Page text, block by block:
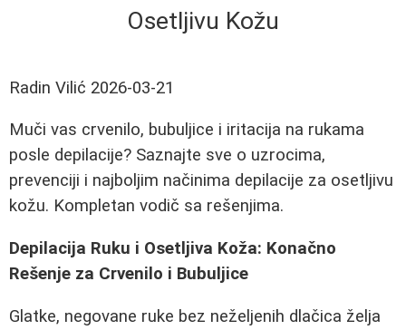
Osetljivu Kožu
Radin Vilić 2026-03-21
Muči vas crvenilo, bubuljice i iritacija na rukama
posle depilacije? Saznajte sve o uzrocima,
prevenciji i najboljim načinima depilacije za osetljivu
kožu. Kompletan vodič sa rešenjima.
Depilacija Ruku i Osetljiva Koža: Konačno
Rešenje za Crvenilo i Bubuljice
Glatke, negovane ruke bez neželjenih dlačica želja